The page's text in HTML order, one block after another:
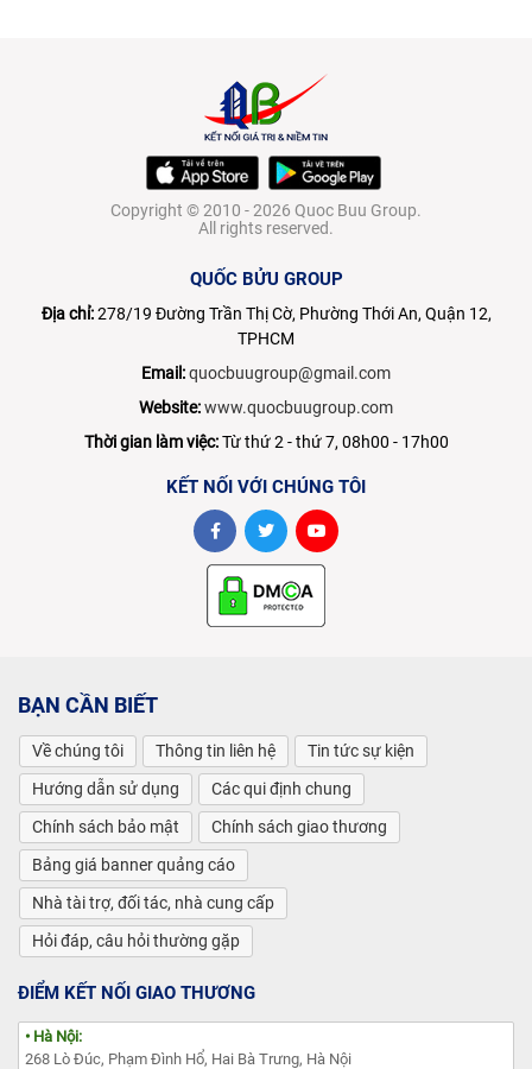
Copyright © 2010 - 2026 Quoc Buu Group.
All rights reserved.
QUỐC BỬU GROUP
Địa chỉ:278/19 Đường Trần Thị Cờ, Phường Thới An, Quận 12,
TPHCM
Email:quocbuugroup@gmail.com
Website:www.quocbuugroup.com
Thời gian làm việc:Từ thứ 2 - thứ 7, 08h00 - 17h00
KẾT NỐI VỚI CHÚNG TÔI
BẠN CẦN BIẾT
Về chúng tôi Thông tin liên hệ
Tin tức sự kiện
Hướng dẫn sử dụng
Các qui định chung
Chính sách bảo mật
Chính sách giao thương
Bảng giá banner quảng cáo
Nhà tài trợ, đối tác, nhà cung cấp
Hỏi đáp, câu hỏi thường gặp
ĐIỂM KẾT NỐI GIAO THƯƠNG
• Hà Nội:
268 Lò Đúc, Phạm Đình Hổ, Hai Bà Trưng, Hà Nội